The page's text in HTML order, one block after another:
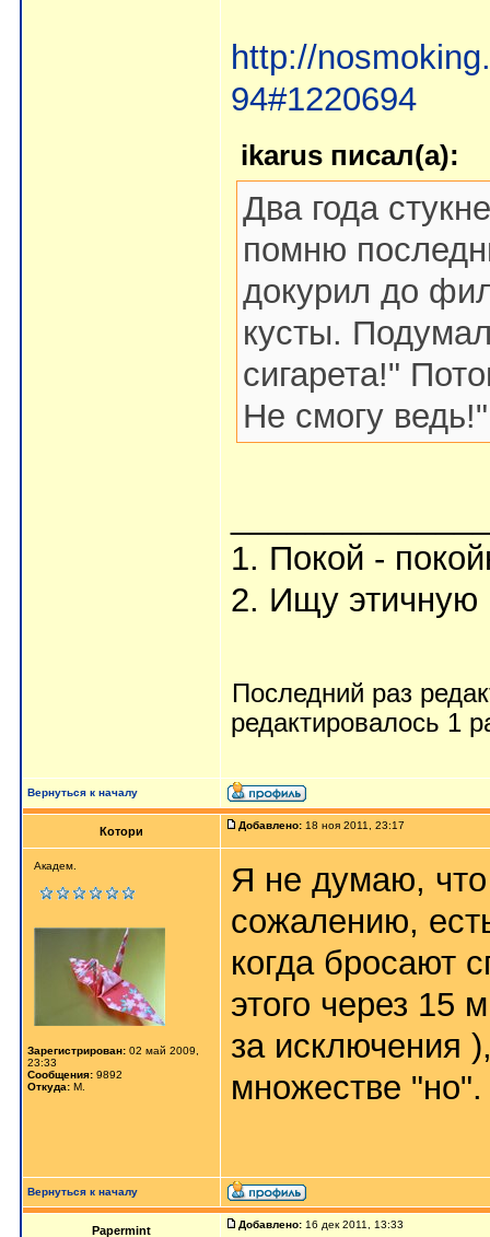
http://
94#1220694
ikarus писал(а):
Два года
помню
докурил до
кусты.
сигарета!"
Не смогу
1. Покой -
2. Ищу этичную
Последний раз
редактировалось 1
Вернуться к началу
Котори Добавлено: 18 ноя 2011, 23:17
Академ.
Зарегистрирован: 02 май 2009,
23:33
Сообщения: 9892
Откуда: М.
Я не думаю,
сожалению,
когда бросают
этого через 15
за исключения
множестве "но".
Вернуться к началу
Papermint Добавлено: 16 дек 2011, 13:33